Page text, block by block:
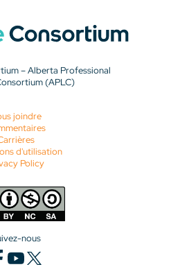
– Alberta Professional
(APLC)
joindre
d'utilisation
Policy
nous